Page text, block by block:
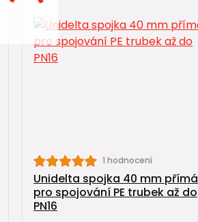
1 hodnocení
Unidelta spojka 40 mm přímá
pro spojování PE trubek až do
PN16